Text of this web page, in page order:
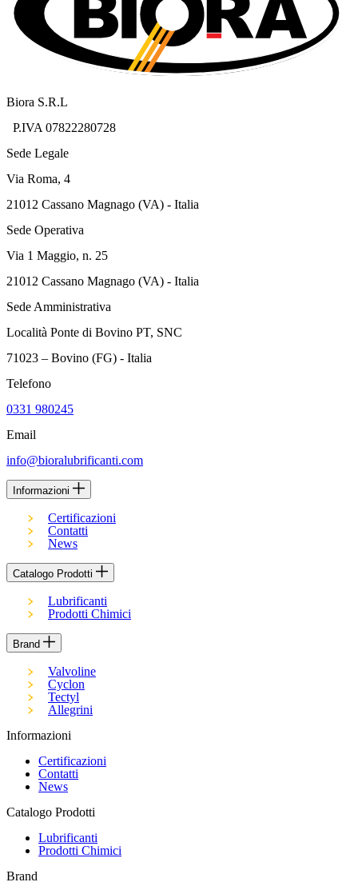
Biora S.R.L
P.IVA 07822280728
Sede Legale
Via Roma, 4
21012 Cassano Magnago (VA) - Italia
Sede Operativa
Via 1 Maggio, n. 25
21012 Cassano Magnago (VA) - Italia
Sede Amministrativa
Località Ponte di Bovino PT, SNC
71023 – Bovino (FG) - Italia
Telefono
0331 980245
Email
info@bioralubrificanti.com
Informazioni
Certificazioni
Contatti
News
Catalogo Prodotti
Lubrificanti
Prodotti Chimici
Brand
Valvoline
Cyclon
Tectyl
Allegrini
Informazioni
Certificazioni
Contatti
News
Catalogo Prodotti
Lubrificanti
Prodotti Chimici
Brand